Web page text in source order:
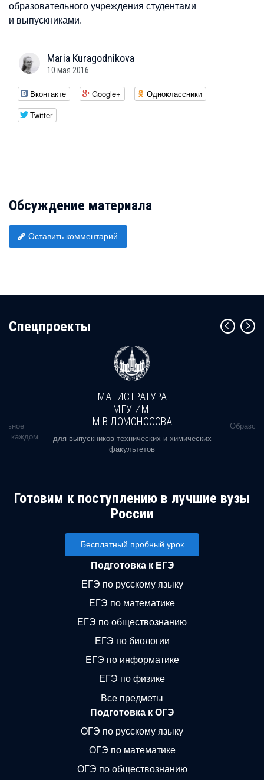
образовательного учреждения студентами
и выпускниками.
Maria Kuragodnikova
10 мая 2016
Вконтакте Google+
Одноклассники
Twitter
Обсуждение материала
Оставить комментарий
Cпецпроекты
в каждом
МАГИСТРАТУРА
МГУ ИМ.
М.В.ЛОМОНОСОВА
для выпускников технических и химических
факультетов
Готовим к поступлению в лучшие вузы
России
Бесплатный пробный урок
Подготовка к ЕГЭ
ЕГЭ по русскому языку
ЕГЭ по математике
ЕГЭ по обществознанию
ЕГЭ по биологии
ЕГЭ по информатике
ЕГЭ по физике
Все предметы
Подготовка к ОГЭ
ОГЭ по русскому языку
ОГЭ по математике
ОГЭ по обществознанию